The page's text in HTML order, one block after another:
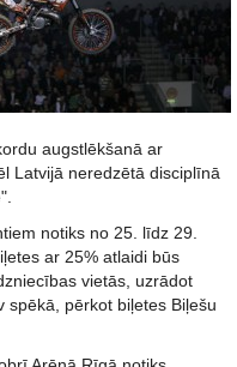
augstlēkšanā ar
Latvijā neredzētā disciplīnā
notiks no 25. līdz 29.
ar 25% atlaidi būs
vietās, uzrādot
pērkot biļetes Biļešu